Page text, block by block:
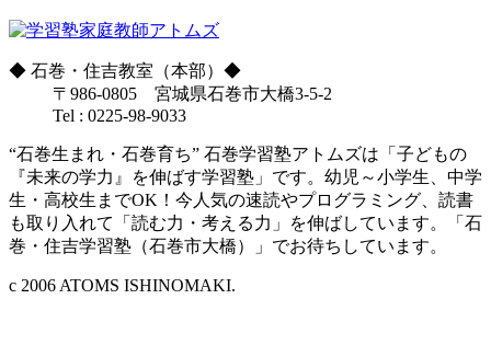
◆ 石巻・住吉教室（本部） ◆
〒986-0805 宮城県石巻市大橋3-5-2
Tel : 0225-98-9033
“石巻生まれ・石巻育ち” 石巻学習塾アトムズは「子どもの
『未来の学力』を伸ばす学習塾」です。幼児～小学生、中学
生・高校生までOK！今人気の速読やプログラミング、読書
も取り入れて「読む力・考える力」を伸ばしています。「石
巻・住吉学習塾（石巻市大橋）」でお待ちしています。
c 2006 ATOMS ISHINOMAKI.